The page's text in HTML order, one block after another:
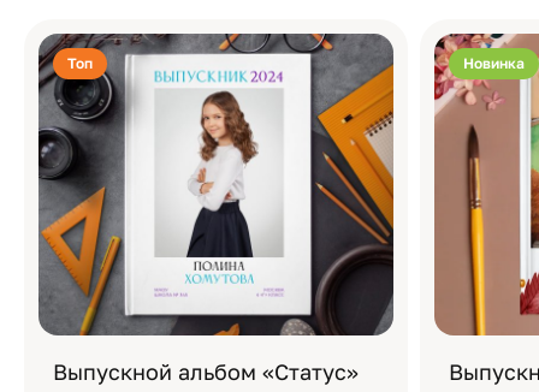
Топ
Выпускной альбом «Статус»
Новинка